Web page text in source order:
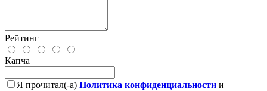
Рейтинг
Капча
Я прочитал(-а) Политика конфиденциальности и